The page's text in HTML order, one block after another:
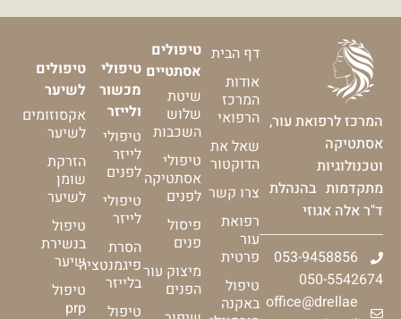
המרכז לרפואת עור,
אסתטיקה
וטכנולוגיות
מתקדמות בהנהלת
ד"ר אלה אגוזי
053-9458856
050-5542674
office@drellae
דף הבית
אודות
המרכז
הרפואי
שאל את
הדוקטור
צרו קשר
רפואת
עור
פרטית
טיפול
באקנה
טיפולים
אסתטיים
שיטת
שלוש
השכבות
טיפולי
אסתטיקה
לפנים
פיסול
פנים
מיצוק עור
הפנים
טיפולי
מכשור
ולייזר
טיפולי
לייזר
לפנים
טיפולי
לייזר
הסרת
פיגמנטציה
בלייזר
טיפול
טיפולים
לשיער
אקסוזומים
לשיער
הזרקת
שומן
לשיער
טיפול
בנשירת
שיער
טיפול
prp